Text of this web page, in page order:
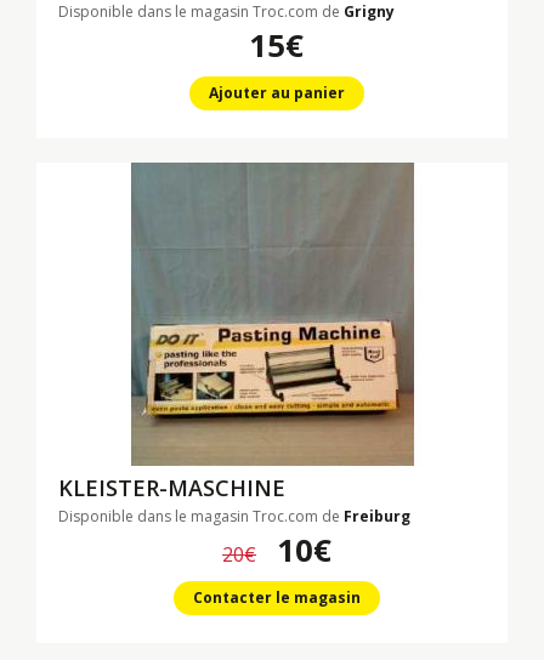
Disponible dans le magasin Troc.com de Grigny
15€
Ajouter au panier
KLEISTER-MASCHINE
Disponible dans le magasin Troc.com de Freiburg
20€ 10€
Contacter le magasin